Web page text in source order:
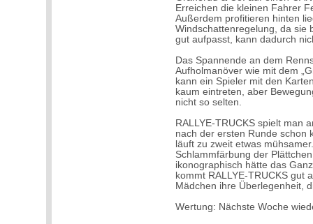
Erreichen die kleinen Fahrer
Außerdem profitieren hinten
Windschattenregelung, da sie
gut aufpasst, kann dadurch
Das Spannende an dem
Aufholmanöver wie mit dem
kann ein Spieler mit den
kaum eintreten, aber
nicht so selten.
RALLYE-TRUCKS spielt man
nach der ersten Runde schon
läuft zu zweit etwas
Schlammfärbung der
ikonographisch hätte das
kommt RALLYE-TRUCKS gut
Mädchen ihre Überlegenheit,
Wertung: Nächste Woche